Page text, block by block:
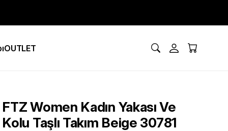
OUTLET
FTZ Women Kadın Yakası Ve
Kolu Taşlı Takım Beige 30781